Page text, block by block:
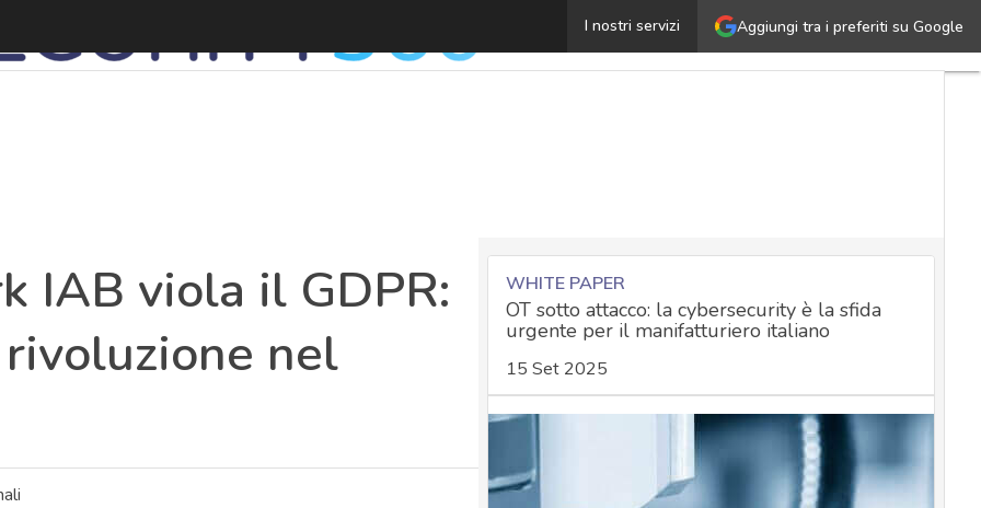
Aggiungi tra i preferiti su Google
I nostri servizi
Cookie, il framework IAB viola il GDPR: in arrivo una
IAB viola il GDPR:
nel
WHITE PAPER
OT sotto attacco: la cybersecurity è la sfida
urgente per il manifatturiero italiano
15 Set 2025